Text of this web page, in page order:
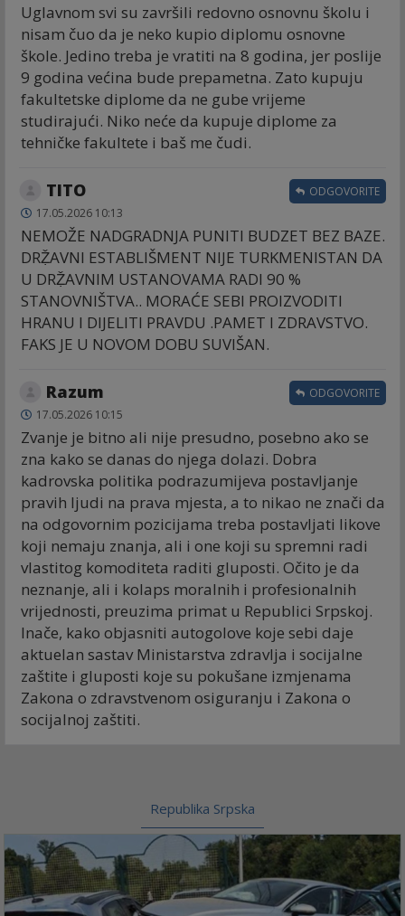
Uglavnom svi su završili redovno osnovnu školu i
nisam čuo da je neko kupio diplomu osnovne
škole. Jedino treba je vratiti na 8 godina, jer poslije
9 godina većina bude prepametna. Zato kupuju
fakultetske diplome da ne gube vrijeme
studirajući. Niko neće da kupuje diplome za
tehničke fakultete i baš me čudi.
TITO
17.05.2026 10:13
NEMOŽE NADGRADNJA PUNITI BUDZET BEZ BAZE.
DRẒ̌AVNI ESTABLIŠMENT NIJE TURKMENISTAN DA
U DRẒ̌AVNIM USTANOVAMA RADI 90 %
STANOVNIŠTVA.. MORAĆE SEBI PROIZVODITI
HRANU I DIJELITI PRAVDU .PAMET I ZDRAVSTVO.
FAKS JE U NOVOM DOBU SUVIŠAN.
ODGOVORITE
Razum
17.05.2026 10:15
Zvanje je bitno ali nije presudno, posebno ako se
zna kako se danas do njega dolazi. Dobra
kadrovska politika podrazumijeva postavljanje
pravih ljudi na prava mjesta, a to nikao ne znači da
na odgovornim pozicijama treba postavljati likove
koji nemaju znanja, ali i one koji su spremni radi
vlastitog komoditeta raditi gluposti. Očito je da
neznanje, ali i kolaps moralnih i profesionalnih
vrijednosti, preuzima primat u Republici Srpskoj.
Inače, kako objasniti autogolove koje sebi daje
aktuelan sastav Ministarstva zdravlja i socijalne
zaštite i gluposti koje su pokušane izmjenama
Zakona o zdravstvenom osiguranju i Zakona o
socijalnoj zaštiti.
ODGOVORITE
Republika Srpska